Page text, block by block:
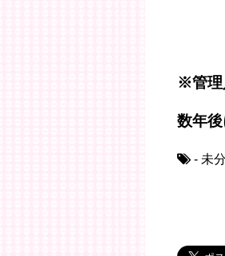
※管理
数年
- 未